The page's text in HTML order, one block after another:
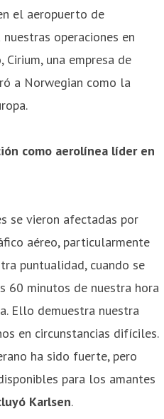
el aeropuerto de
operaciones en
Cirium, una empresa de
a Norwegian como la
como aerolínea líder en
se vieron afectadas por
aéreo, particularmente
puntualidad, cuando se
minutos de nuestra hora
Ello demuestra nuestra
en circunstancias difíciles.
ha sido fuerte, pero
para los amantes
Karlsen.